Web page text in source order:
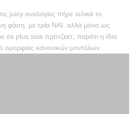
juicy αναλογίες πήρε τελικά το
φάση, με τρία ΝΑΙ, αλλά μόνο ως
σε plus size πρότζεκτ, παρότι η ίδια
ομορφιάς κανονικών μοντέλων.